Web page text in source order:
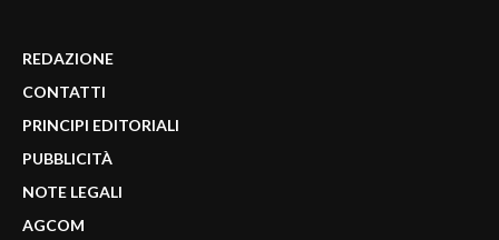
REDAZIONE
CONTATTI
PRINCIPI EDITORIALI
PUBBLICITÀ
NOTE LEGALI
AGCOM